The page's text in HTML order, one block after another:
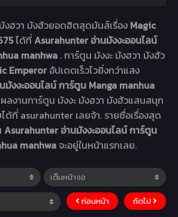
งฮวา มังฮัวยอดฮิตสุดมันส์เรื่อง Magic
ได้ที่Asurahunter อ่านมังงะออนไลน์
manhwa . การ์ตูน มังงะ มังฮวา มังฮัว
Emperor อัปเดตเร็วไวยิ่งกว่าแสง
งงะออนไลน์ การ์ตูน Manga manhua
ลงานการ์ตูน มังงะ มังฮวา มังฮัวแสนสนุก
ด้ที่ asurahunter เลยจ้า. รายชื่อเรื่องสุด
Asurahunter อ่านมังงะออนไลน์ การ์ตูน
manhwa จะอยู่ในหน้าแรกเลย.
ก่อนหน้า ถัดไป